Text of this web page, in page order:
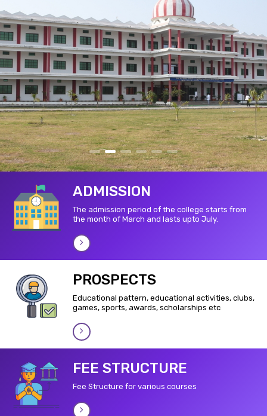
ADMISSION
The admission period of the college starts from
the month of March and lasts upto July.
PROSPECTS
Educational pattern, educational activities, clubs,
games, sports, awards, scholarships etc
FEE STRUCTURE
Fee Structure for various courses